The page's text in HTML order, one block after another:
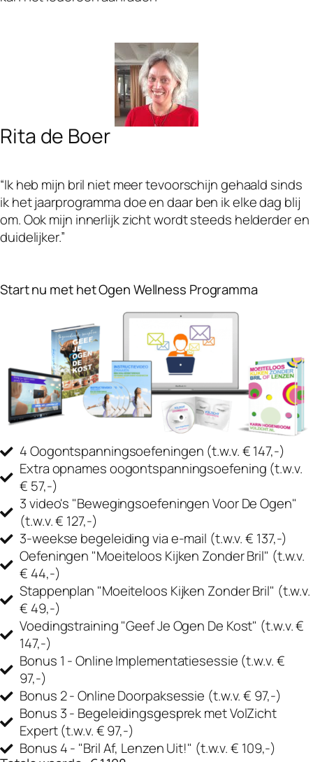
Rita de Boer
“Ik heb mijn bril niet meer tevoorschijn gehaald sinds
ik het jaarprogramma doe en daar ben ik elke dag blij
om. Ook mijn innerlijk zicht wordt steeds helderder en
duidelijker.”
Start nu met het Ogen Wellness Programma
4 Oogontspanningsoefeningen (t.w.v. € 147,-)
Extra opnames oogontspanningsoefening (t.w.v.
€ 57,-)
3 video's "Bewegingsoefeningen Voor De Ogen"
(t.w.v. € 127,-)
3-weekse begeleiding via e-mail (t.w.v. € 137,-)
Oefeningen "Moeiteloos Kijken Zonder Bril" (t.w.v.
€ 44,-)
Stappenplan "Moeiteloos Kijken Zonder Bril" (t.w.v.
€ 49,-)
Voedingstraining "Geef Je Ogen De Kost" (t.w.v. €
147,-)
Bonus 1 - Online Implementatiesessie (t.w.v. €
97,-)
Bonus 2 - Online Doorpaksessie (t.w.v. € 97,-)
Bonus 3 - Begeleidingsgesprek met VolZicht
Expert(t.w.v. € 97,-)
Bonus 4 - "Bril Af, Lenzen Uit!" (t.w.v. € 109,-)